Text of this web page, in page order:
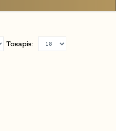
Товарів: